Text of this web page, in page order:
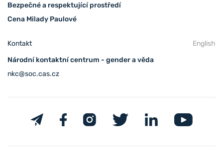
Bezpečné a respektující prostředí
Cena Milady Paulové
Kontakt
English
Národní kontaktní centrum - gender a věda
nkc@soc.cas.cz